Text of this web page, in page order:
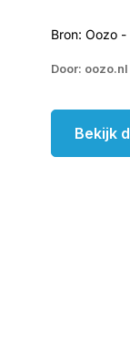
Bron: Oozo
Door: oozo.nl
Bekijk